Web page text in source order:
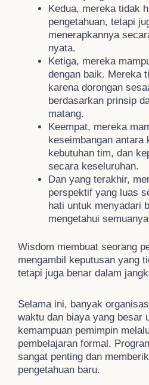
Kedua, mereka tidak
pengetahuan, tetapi
menerapkannya
nyata.
Ketiga, mereka
dengan baik. Mereka
karena dorongan
berdasarkan prinsip
matang.
Keempat, mereka
keseimbangan antara
kebutuhan tim, dan
secara keseluruhan.
Dan yang terakhir,
perspektif yang luas
hati untuk menyadari
mengetahui
Wisdom membuat seorang
mengambil keputusan yang
tetapi juga benar dalam
Selama ini, banyak
waktu dan biaya yang besar
kemampuan pemimpin
pembelajaran formal.
sangat penting dan
pengetahuan baru.